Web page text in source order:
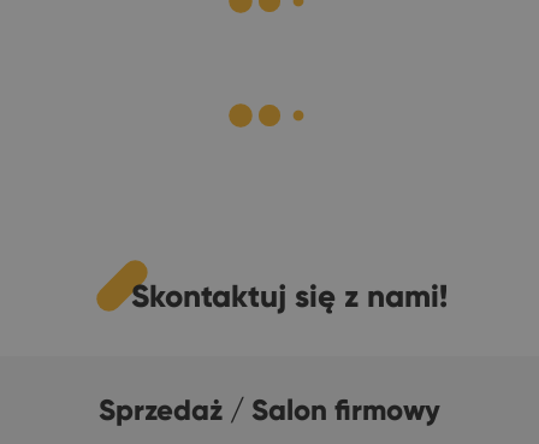
Skontaktuj się z nami!
Sprzedaż / Salon firmowy